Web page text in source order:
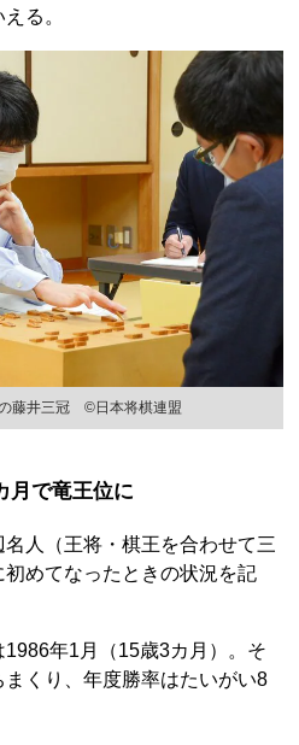
る。
藤井三冠 ©日本将棋連盟
月で竜王位に
人（王将・棋王を合わせて三
めてなったときの状況を記
年1月（15歳3カ月）。そ
くり、年度勝率はたいがい8